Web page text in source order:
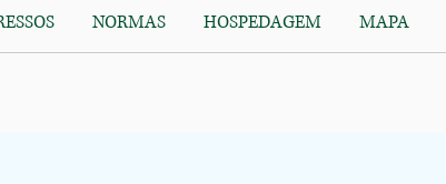
NORMAS HOSPEDAGEM MAPA